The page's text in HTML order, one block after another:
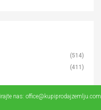
(514)
(411)
nas: office@kupiprodajzemlju.com